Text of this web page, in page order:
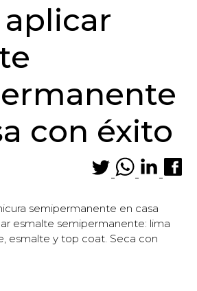
con éxito
semipermanente en casa
esmalte semipermanente: lima
esmalte y top coat. Seca con